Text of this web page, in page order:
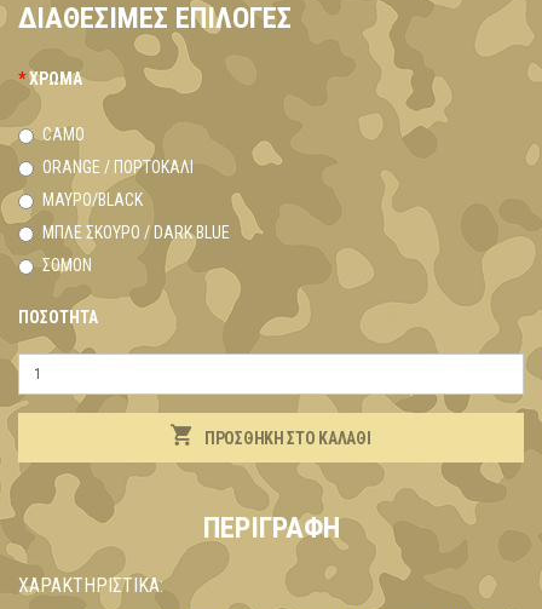
ΔΙΑΘΈΣΙΜΕΣ ΕΠΙΛΟΓΈΣ
ΧΡΏΜΑ
CAMO
ORANGE / ΠΟΡΤΟΚΑΛΊ
ΜΑΎΡΟ/BLACK
ΜΠΛΕ ΣΚΟΎΡΟ / DARK BLUE
ΣΟΜΟΝ
ΠΟΣΌΤΗΤΑ
ΠΡΟΣΘΉΚΗ ΣΤΟ ΚΑΛΆΘΙ
ΠΕΡΙΓΡΑΦΉ
ΧΑΡΑΚΤΗΡΙΣΤΙΚΑ: